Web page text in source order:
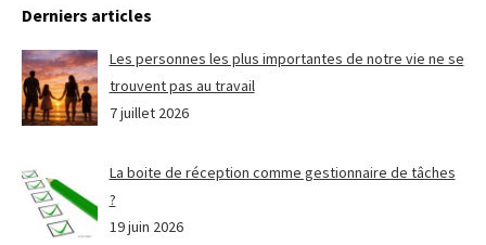
Derniers articles
Les personnes les plus importantes de notre vie ne se
trouvent pas au travail
7 juillet 2026
La boite de réception comme gestionnaire de tâches
?
19 juin 2026